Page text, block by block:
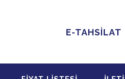
E-TAHSİLAT